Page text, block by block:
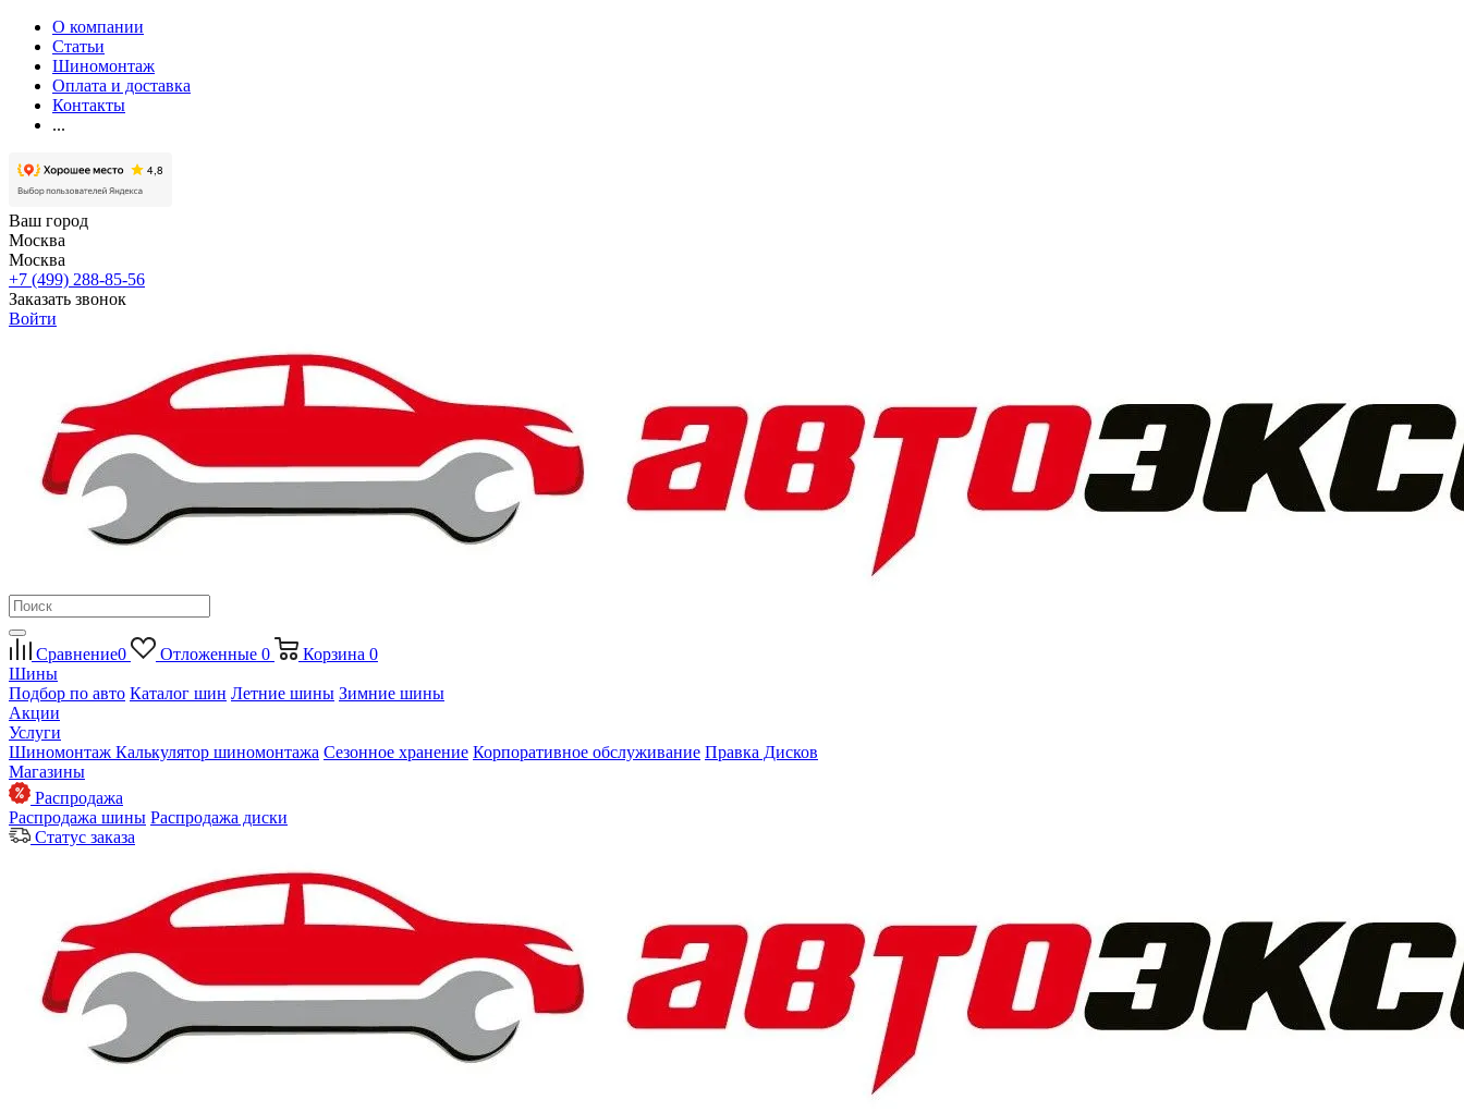
О компании
Статьи
Шиномонтаж
Оплата и доставка
Контакты
...
Ваш город
Москва
Москва
+7 (499) 288-85-56
Заказать звонок
Войти
Сравнение0 Отложенные 0 Корзина 0
Шины
Подбор по авто Каталог шин Летние шины Зимние шины
Акции
Услуги
Шиномонтаж Калькулятор шиномонтажа Сезонное хранение Корпоративное обслуживание Правка Дисков
Магазины
Распродажа
Распродажа шины Распродажа диски
Статус заказа